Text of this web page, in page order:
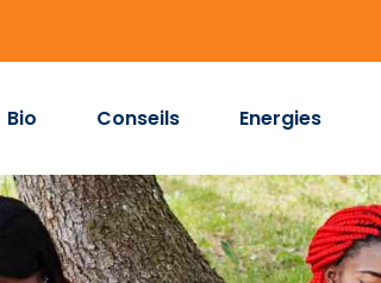
Bio Conseils Energies